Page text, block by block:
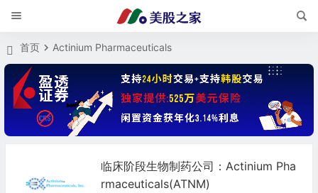
首页 Actinium Pharmaceuticals
临床阶段生物制药公司：Actinium Pha
rmaceuticals(ATNM)